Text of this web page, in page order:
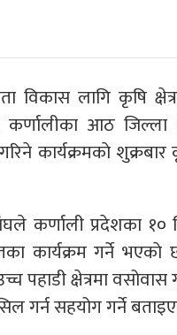
विकास लागि कृषि
आठ जिल्ला
कार्यक्रमकाे शुक्रबार
कर्णाली प्रदेशका १०
कार्यक्रम गर्ने
पहाडी क्षेत्रमा वसोवास
गर्न सहयोग गर्ने